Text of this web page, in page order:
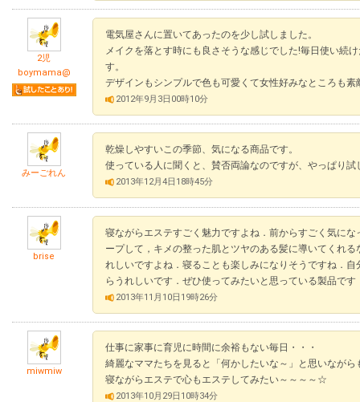
2児
boymama@
電気屋さんに置いてあったのを少し試しました。
メイクを落とす時にも良さそうな感じでした!毎日使い続
す。
デザインもシンプルで色も可愛くて女性好みなところも素
2012年9月3日00時10分
みーごれん
乾燥しやすいこの季節、気になる商品です。
使っている人に聞くと、賛否両論なのですが、やっぱり試
2013年12月4日18時45分
brise
寝ながらエステすごく魅力ですよね．前からすごく気に
ープして，キメの整った肌とツヤのある髪に導いてくれ
れしいですよね．寝ることも楽しみになりそうですね．
らうれしいです．ぜひ使ってみたいと思っている製品です
2013年11月10日19時26分
miwmiw
仕事に家事に育児に時間に余裕もない毎日・・・
綺麗なママたちを見ると「何かしたいな～」と思いながら
寝ながらエステで心もエステしてみたい～～～～☆
2013年10月29日10時34分